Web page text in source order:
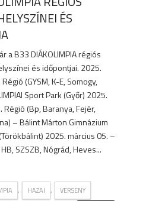
ÉS
a B33 DIÁKOLIMPIA régiós
és időpontjai. 2025.
(GYSM, K-E, Somogy,
Sport Park (Győr) 2025.
Régió (Bp, Baranya, Fejér,
– Bálint Márton Gimnázium
2025. március 05. –
SZSZB, Nógrád, Heves...
, HAZAI , VERSENY